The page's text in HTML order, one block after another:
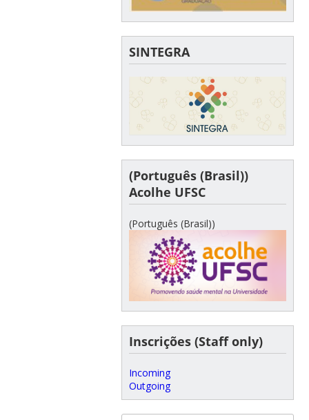
SINTEGRA
(Português (Brasil))
Acolhe UFSC
(Português (Brasil))
Inscrições (Staff only)
Incoming
Outgoing